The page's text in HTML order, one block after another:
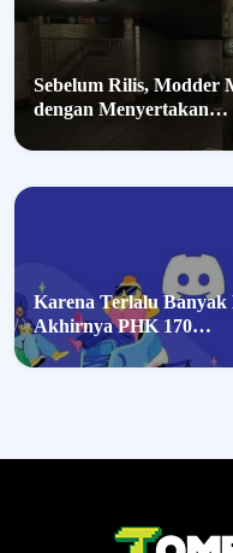
Sebelum Rilis, Modder
dengan Menyertakan…
Karena Terlalu
Akhirnya PHK 170…